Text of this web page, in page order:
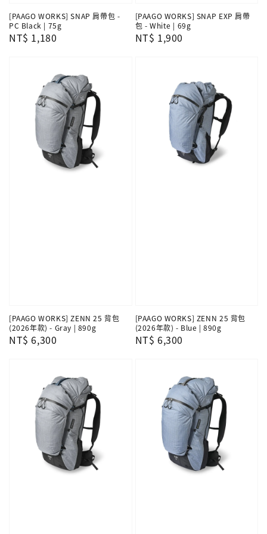
[PAAGO WORKS] SNAP 肩帶包 -
PC Black | 75g
Regular
NT$ 1,180
[PAAGO WORKS] SNAP EXP 肩帶
包 - White | 69g
Regular
NT$ 1,900
[PAAGO WORKS] ZENN 25 背包
(2026年款) - Gray | 890g
Regular
NT$ 6,300
[PAAGO WORKS] ZENN 25 背包
(2026年款) - Blue | 890g
Regular
NT$ 6,300